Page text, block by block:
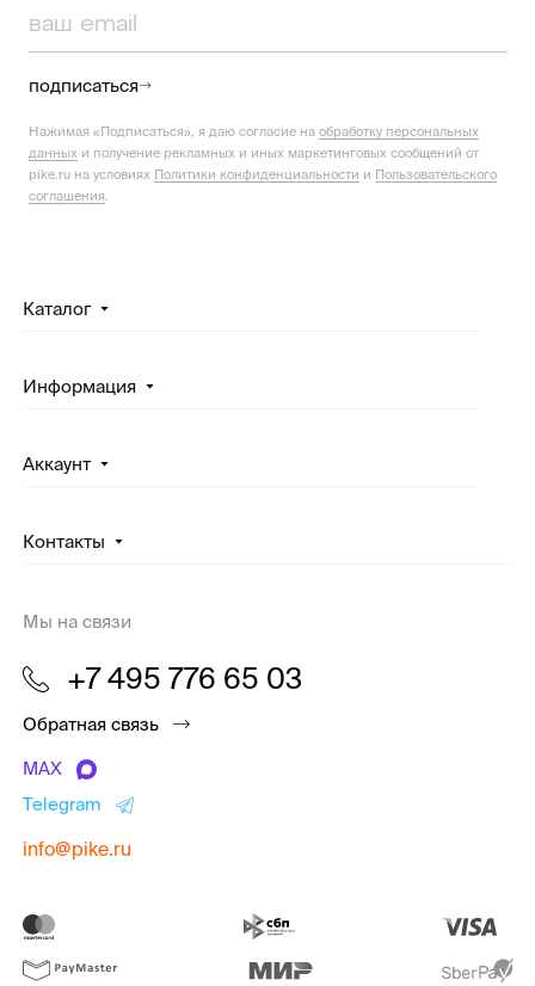
подписаться
Нажимая «Подписаться», я даю согласие на обработку персональных
данных и получение рекламных и иных маркетинговых сообщений от
pike.ru на условиях Политики конфиденциальности и Пользовательского
соглашения
Каталог
Информация
Аккаунт
Контакты
Мы на связи
+7 495 776 65 03
Обратная связь
MAX
Telegram
info@pike.ru